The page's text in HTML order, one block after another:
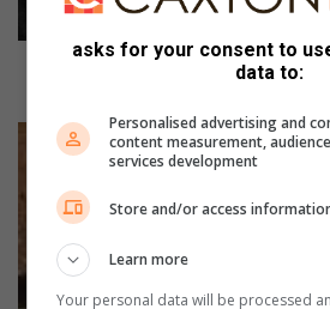
Foto 7: Izak Johannes Meijer (Rooi
asks for your consent to
data to:
Personalised advertising and
content measurement,
services development
Store and/or access
Learn more
Your personal data will be processed